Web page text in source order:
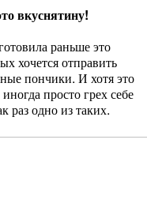
вкуснятину!
раньше это
хочется отправить
пончики. И хотя это
просто грех себе
раз одно из таких.